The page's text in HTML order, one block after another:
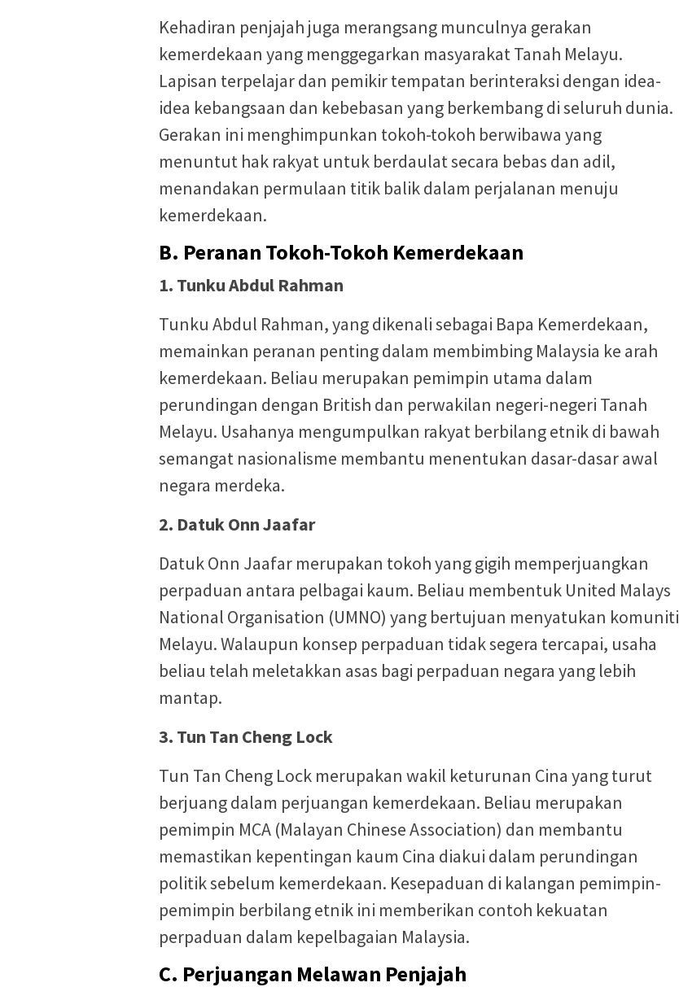
Kehadiran penjajah juga merangsang munculnya gerakan
kemerdekaan yang menggegarkan masyarakat Tanah Melayu.
Lapisan terpelajar dan pemikir tempatan berinteraksi dengan idea-
idea kebangsaan dan kebebasan yang berkembang di seluruh dunia.
Gerakan ini menghimpunkan tokoh-tokoh berwibawa yang
menuntut hak rakyat untuk berdaulat secara bebas dan adil,
menandakan permulaan titik balik dalam perjalanan menuju
kemerdekaan.
B. Peranan Tokoh-Tokoh Kemerdekaan
1. Tunku Abdul Rahman
Tunku Abdul Rahman, yang dikenali sebagai Bapa Kemerdekaan,
memainkan peranan penting dalam membimbing Malaysia ke arah
kemerdekaan. Beliau merupakan pemimpin utama dalam
perundingan dengan British dan perwakilan negeri-negeri Tanah
Melayu. Usahanya mengumpulkan rakyat berbilang etnik di bawah
semangat nasionalisme membantu menentukan dasar-dasar awal
negara merdeka.
2. Datuk Onn Jaafar
Datuk Onn Jaafar merupakan tokoh yang gigih memperjuangkan
perpaduan antara pelbagai kaum. Beliau membentuk United Malays
National Organisation (UMNO) yang bertujuan menyatukan komuniti
Melayu. Walaupun konsep perpaduan tidak segera tercapai, usaha
beliau telah meletakkan asas bagi perpaduan negara yang lebih
mantap.
3. Tun Tan Cheng Lock
Tun Tan Cheng Lock merupakan wakil keturunan Cina yang turut
berjuang dalam perjuangan kemerdekaan. Beliau merupakan
pemimpin MCA (Malayan Chinese Association) dan membantu
memastikan kepentingan kaum Cina diakui dalam perundingan
politik sebelum kemerdekaan. Kesepaduan di kalangan pemimpin-
pemimpin berbilang etnik ini memberikan contoh kekuatan
perpaduan dalam kepelbagaian Malaysia.
C. Perjuangan Melawan Penjajah